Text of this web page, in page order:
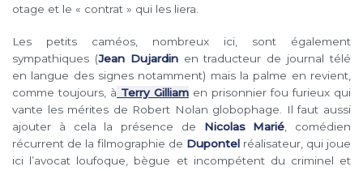
otage et le « contrat » qui les liera.
Les petits caméos, nombreux ici, sont également
sympathiques (Jean Dujardinen traducteur de journal télé
en langue des signes notamment) mais la palme en revient,
comme toujours, à Terry Gilliam en prisonnier fou furieux qui
vante les mérites de Robert Nolan globophage. Il faut aussi
ajouter à cela la présence de Nicolas Marié, comédien
récurrent de la filmographie de Dupontel réalisateur, qui joue
ici l’avocat loufoque, bègue et incompétent du criminel et